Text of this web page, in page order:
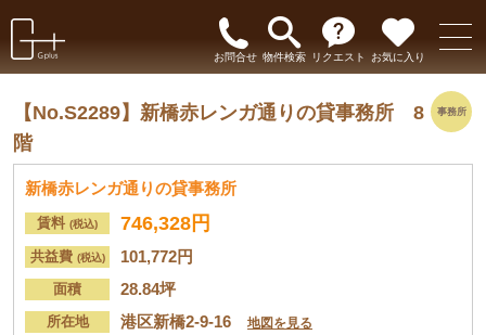
お問合せ 物件検索 リクエスト お気に入り
【No.S2289】 新橋赤レンガ通りの貸事務所 8
階
事務所
新橋赤レンガ通りの貸事務所
賃料 (税込) 746,328円
共益費 (税込) 101,772円
面積 28.84坪
所在地 港区新橋2-9-16 地図を見る